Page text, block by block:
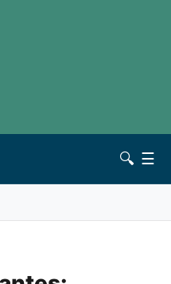
🔍 ☰